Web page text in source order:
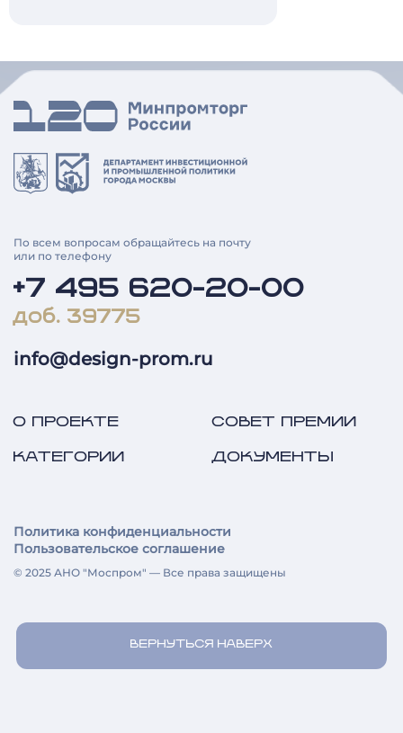
По всем вопросам обращайтесь на почту
или по телефону
+7 495 620-20-00
доб. 39775
info@design-prom.ru
О ПРОЕКТЕ
КАТЕГОРИИ
СОВЕТ ПРЕМИИ
ДОКУМЕНТЫ
Политика конфиденциальности
Пользовательское соглашение
© 2025 АНО "Моспром" — Все права защищены
ВЕРНУТЬСЯ НАВЕРХ